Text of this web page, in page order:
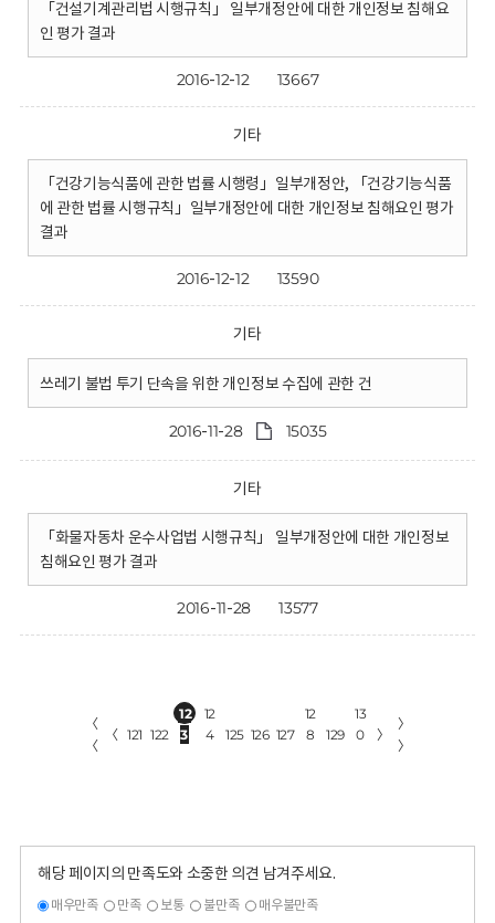
「건설기계관리법 시행규칙」 일부개정안에 대한 개인정보 침해요
인 평가 결과
2016-12-12 13667
기타
「건강기능식품에 관한 법률 시행령」일부개정안, 「건강기능식품
에 관한 법률 시행규칙」일부개정안에 대한 개인정보 침해요인 평가
결과
2016-12-12 13590
기타
쓰레기 불법 투기 단속을 위한 개인정보 수집에 관한 건
2016-11-28 15035
기타
「화물자동차 운수사업법 시행규칙」 일부개정안에 대한 개인정보
침해요인 평가 결과
2016-11-28 13577
〈
〈
〈 121 122
12
3
12
4
125 126 127
12
8
129
13
0
〉
〉
〉
해당 페이지의 만족도와 소중한 의견 남겨주세요.
매우만족 만족 보통 불만족 매우불만족